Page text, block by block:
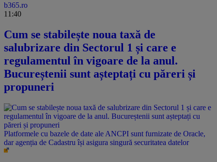
b365.ro
11:40
Cum se stabilește noua taxă de
salubrizare din Sectorul 1 și care e
regulamentul în vigoare de la anul.
Bucureștenii sunt așteptați cu păreri și
propuneri
Platformele cu bazele de date ale ANCPI sunt furnizate de Oracle,
dar agenția de Cadastru își asigura singură securitatea datelor